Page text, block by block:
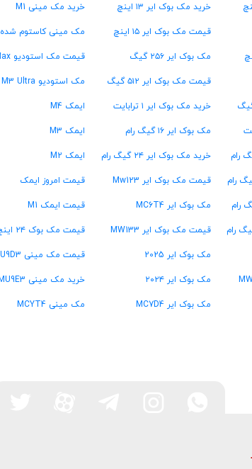
خرید مک بوک ایر ۱۳ اینچ
قیمت مک بوک ایر ۱۵ اینچ
مک بوک ایر ۲۵۶ گیگ
قیمت مک بوک ایر ۵۱۲ گیگ
خرید مک بوک ایر ۱ ترابایت
مک بوک ایر ۱۶ گیگ رام
خرید مک بوک ایر ۲۴ گیگ رام
قیمت مک بوک ایر Mw123
مک بوک ایر MC6T4
قیمت مک بوک ایر MW133
مک بوک ایر 2025
مک بوک ایر ۲۰۲۴
مک بوک ایر MC7D4
خرید مک مینی M1
مک مینی کاستوم شده
قیمت مک استودیو M4 Max
مک استودیو M3 Ultra
ایمک M4
ایمک M3
ایمک M2
قیمت امروز ایمک
قیمت ایمک M1
قیمت مک بوک ۲۴ اینچ
قیمت مک مینی MU9D3
خرید مک مینی MU9E3
مک مینی MCYT4